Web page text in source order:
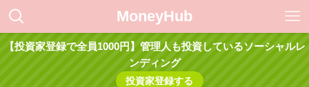
MoneyHub
【投資家登録で全員1000円】管理人も投資しているソーシャルレ
ンディング
投資家登録する